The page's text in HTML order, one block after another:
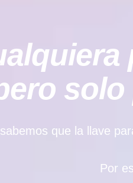
que la llave
Por